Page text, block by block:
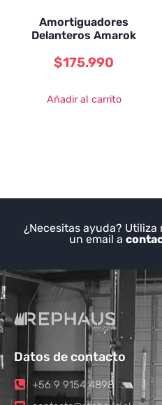
Amortiguadores
Delanteros Amarok
$175.990
Añadir al carrito
¿Necesitas ayuda?
un email a
Datos de contacto
+56 9 9154 4898